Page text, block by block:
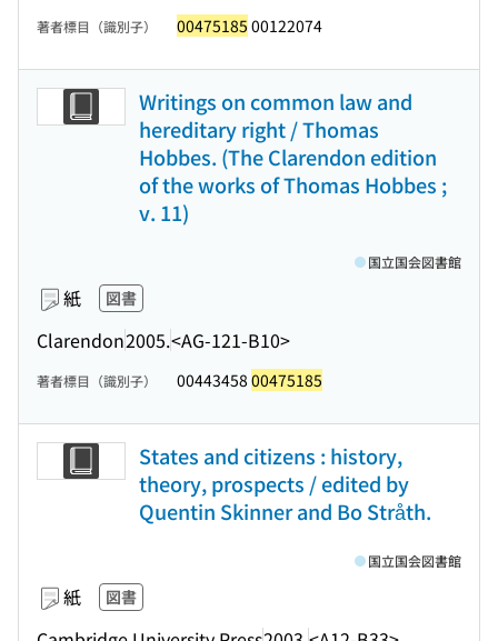
著者標目（識別子） 00475185 00122074
Writings on common law and
hereditary right / Thomas
Hobbes. (The Clarendon edition
of the works of Thomas Hobbes ;
v. 11)
紙 図書
Clarendon2005.<AG-121-B10>
国立国会図書館
著者標目（識別子） 00443458 00475185
States and citizens : history,
theory, prospects / edited by
Quentin Skinner and Bo Stråth.
紙 図書
国立国会図書館